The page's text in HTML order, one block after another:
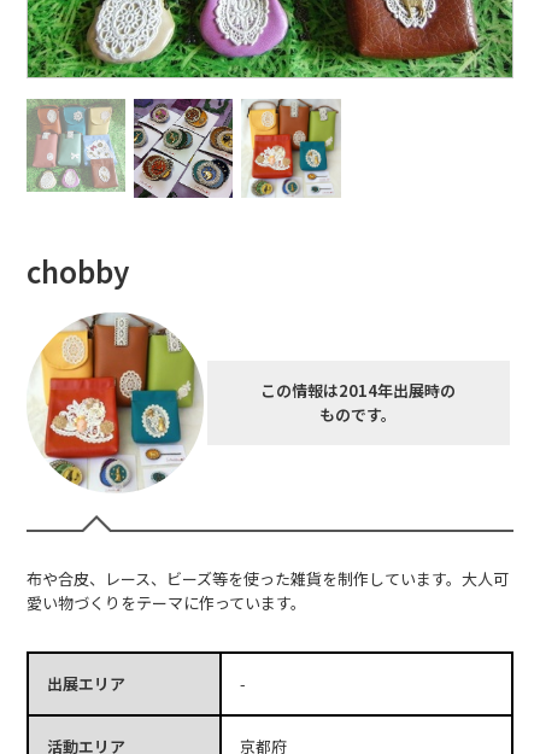
chobby
この情報は2014年出展時の
ものです。
布や合皮、レース、ビーズ等を使った雑貨を制作しています。大人可
愛い物づくりをテーマに作っています。
出展エリア -
活動エリア 京都府